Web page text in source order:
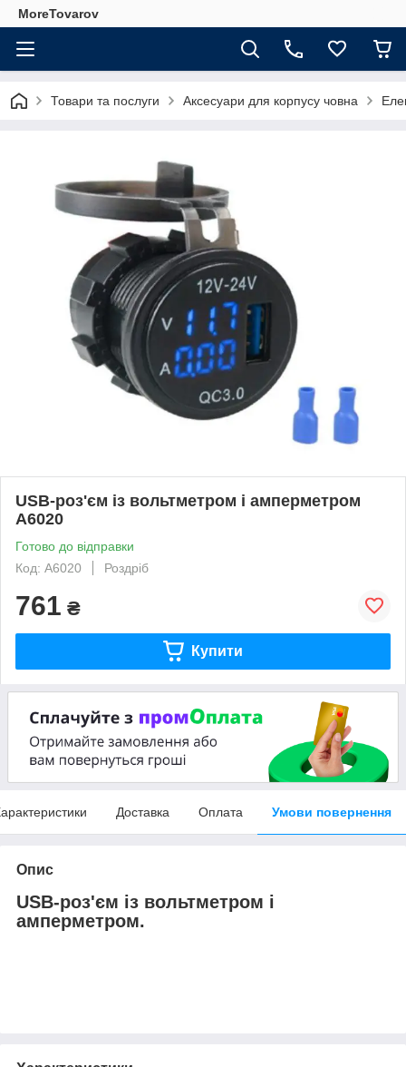
MoreTovarov
Товари та послуги Аксесуари для корпусу човна
USB-роз'єм із вольтметром і амперметром
А6020
Готово до відправки
Код: A6020
Роздріб
761 ₴
Купити
Доставка Оплата Умови повернення
Опис
USB-роз'єм із вольтметром і
амперметром.